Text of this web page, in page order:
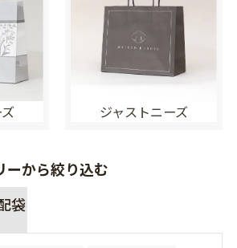
ジャストニーズ
ーから絞り込む
袋